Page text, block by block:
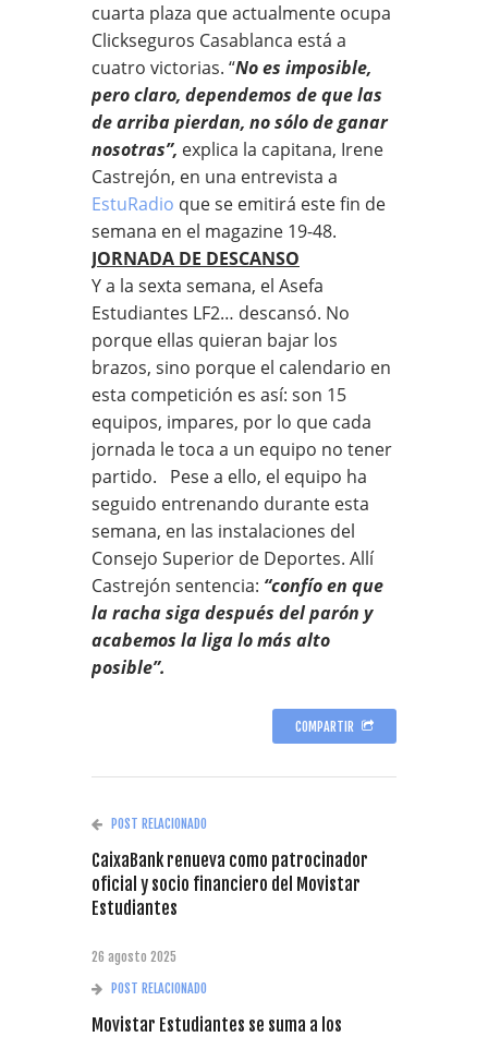
cuarta plaza que actualmente ocupa
Clickseguros Casablanca está a
cuatro victorias. “No es imposible,
pero claro, dependemos de que las
de arriba pierdan, no sólo de ganar
nosotras”, explica la capitana, Irene
Castrejón, en una entrevista a
EstuRadio que se emitirá este fin de
semana en el magazine 19-48.
JORNADA DE DESCANSO
Y a la sexta semana, el Asefa
Estudiantes LF2… descansó. No
porque ellas quieran bajar los
brazos, sino porque el calendario en
esta competición es así: son 15
equipos, impares, por lo que cada
jornada le toca a un equipo no tener
partido. Pese a ello, el equipo ha
seguido entrenando durante esta
semana, en las instalaciones del
Consejo Superior de Deportes. Allí
Castrejón sentencia: “confío en que
la racha siga después del parón y
acabemos la liga lo más alto
posible”.
COMPARTIR
POST RELACIONADO
CaixaBank renueva como patrocinador
oficial y socio financiero del Movistar
Estudiantes
26 agosto 2025
POST RELACIONADO
Movistar Estudiantes se suma a los